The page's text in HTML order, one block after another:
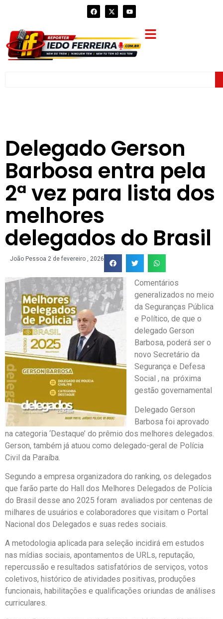
Delegado Gerson
Barbosa entra pela
2ª vez para lista dos
melhores
delegados do Brasil
João Pessoa 2 de fevereiro , 2026
Comentários
generalizados no meio
da Seguranças Pública
e Político, de que o
delegado Gerson
Barbosa, poderá ser o
novo Secretário da
Segurança e Defesa
Social , na próxima
gestão governamental
Delegado Gerson
Barbosa foi aprovado
na categoria ‘Destaque’ do prêmio dos melhores delegados.
Gerson, também já atuou como delegado-geral de Polícia
Civil da Paraíba.
Segundo a empresa organizadora do ranking, os delegados
que farão parte do Hall dos Melhores Delegados de Polícia
do Brasil desse ano 2025 foram avaliados por centenas de
milhares de usuários e colaboradores que visitam o Portal
Nacional dos Delegados e suas redes sociais.
A metodologia aplicada para seleção incidirá em estudos
nas mídias sociais, apontamentos de URLs, reputação,
repercussão e resultados satisfatórios de serviços, votos
coletivos, histórico de atividades positivas, produções
funcionais, habilitações e qualificações oriundas de análises
curriculares.